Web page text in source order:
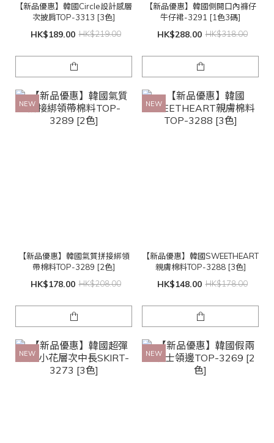
【新品優惠】韓國Circle設計感層
次披肩TOP-3313 [3色]
HK$189.00 HK$219.00
【新品優惠】韓國側開口內褲仔
牛仔裙-3291 [1色3碼]
HK$288.00 HK$318.00
NEW
【新品優惠】韓國氣質拼接綁領
帶棉料TOP-3289 [2色]
HK$178.00 HK$208.00
NEW
【新品優惠】韓國SWEETHEART
親膚棉料TOP-3288 [3色]
HK$148.00 HK$178.00
NEW NEW